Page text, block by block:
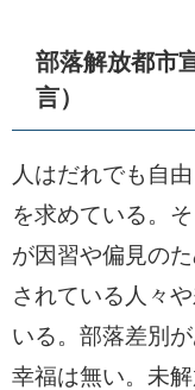
部落解放都市
言）
人はだれでも自
を求めている。
が因習や偏見の
されている人々
いる。部落差別
幸福は無い。未